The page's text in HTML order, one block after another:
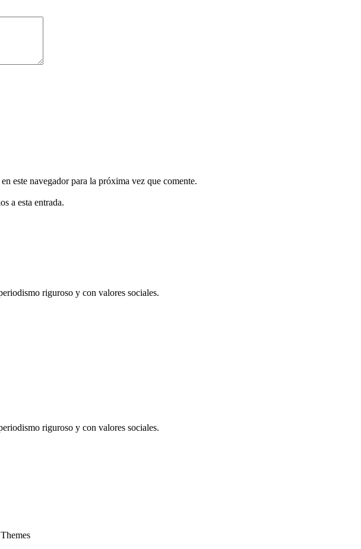
este navegador para la próxima vez que comente.
a esta entrada.
riguroso y con valores sociales.
riguroso y con valores sociales.